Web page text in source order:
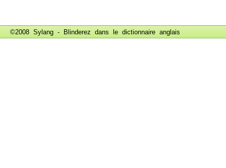
©2008 Sylang - Blinderez dans le dictionnaire anglais